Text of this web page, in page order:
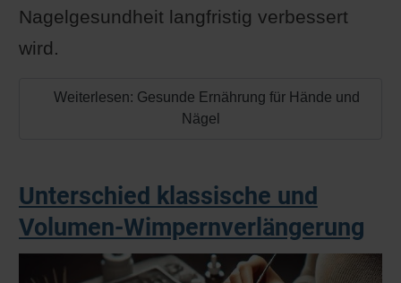
Nagelgesundheit langfristig verbessert
wird.
Weiterlesen: Gesunde Ernährung für Hände und
Nägel
Unterschied klassische und
Volumen-Wimpernverlängerung